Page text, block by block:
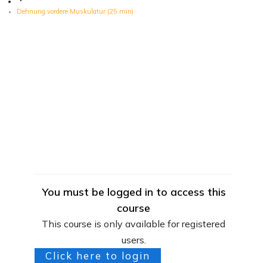
Dehnung vordere Muskulatur (25 min)
You must be logged in to access this
course
This course is only available for registered
users.
Click here to login